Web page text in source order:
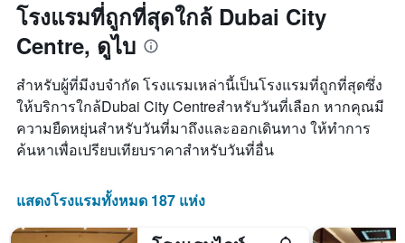
โรงแรมที่ถูกที่สุดใกล้ Dubai City
Centre, ดูไบ
สำหรับผู้ที่มีงบจำกัด โรงแรมเหล่านี้เป็นโรงแรมที่ถูกที่สุดซึ่ง
ให้บริการใกล้Dubai City Centreสำหรับวันที่เลือก หากคุณมี
ความยืดหยุ่นสำหรับวันที่มาถึงและออกเดินทาง ให้ทำการ
ค้นหาเพื่อเปรียบเทียบราคาสำหรับวันที่อื่น
แสดงโรงแรมทั้งหมด 187 แห่ง